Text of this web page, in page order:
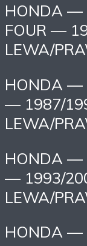
HONDA —
FOUR —
LEWA/
HONDA —
— 1987/
LEWA/
HONDA —
— 1993/
LEWA/
HONDA